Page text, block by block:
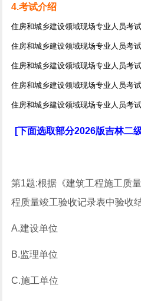
4.考试介绍
住房和城乡建设领域现场专业人员考
住房和城乡建设领域现场专业人员考
住房和城乡建设领域现场专业人员考
住房和城乡建设领域现场专业人员考
住房和城乡建设领域现场专业人员考
[下面选取部分2026版吉林二
第1题:根据《建筑工程施工质
程质量竣工验收记录表中验收
A.建设单位
B.监理单位
C.施工单位